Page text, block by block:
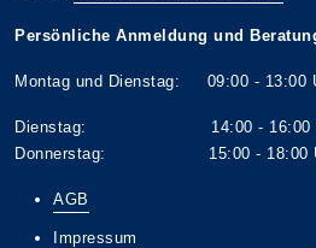
Persönliche Anmeldung und
Montag und Dienstag: 09:00 - 13:00
Dienstag: 14:00 - 16:00
Donnerstag: 15:00 - 18:00
AGB
Impressum